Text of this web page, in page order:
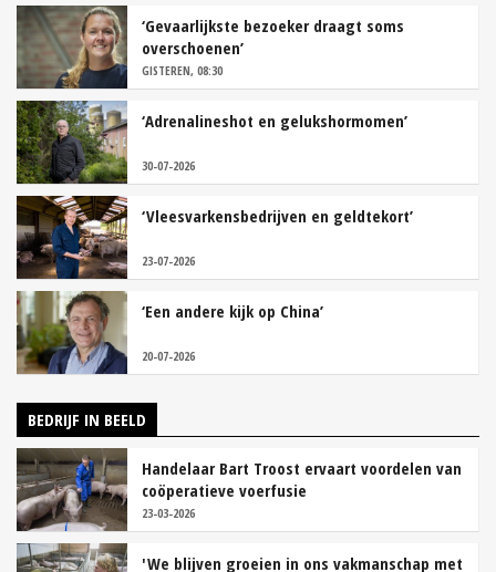
‘Gevaarlijkste bezoeker draagt soms
overschoenen’
GISTEREN, 08:30
‘Adrenalineshot en gelukshormomen’
30-07-2026
‘Vleesvarkensbedrijven en geldtekort’
23-07-2026
‘Een andere kijk op China’
20-07-2026
BEDRIJF IN BEELD
Handelaar Bart Troost ervaart voordelen van
coöperatieve voerfusie
23-03-2026
'We blijven groeien in ons vakmanschap met